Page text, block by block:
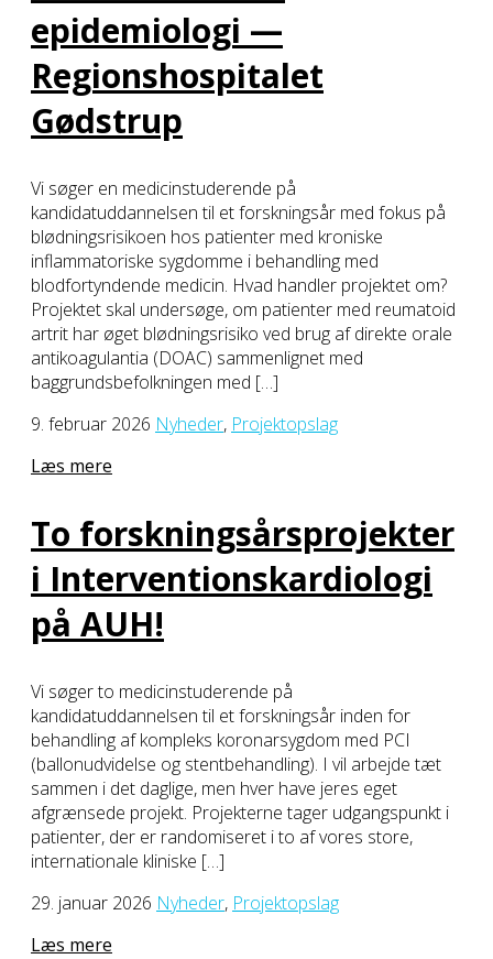
epidemiologi —
Regionshospitalet
Gødstrup
Vi søger en medicinstuderende på
kandidatuddannelsen til et forskningsår med fokus på
blødningsrisikoen hos patienter med kroniske
inflammatoriske sygdomme i behandling med
blodfortyndende medicin. Hvad handler projektet om?
Projektet skal undersøge, om patienter med reumatoid
artrit har øget blødningsrisiko ved brug af direkte orale
antikoagulantia (DOAC) sammenlignet med
baggrundsbefolkningen med […]
9. februar 2026 Nyheder, Projektopslag
Læs mere
To forskningsårsprojekter
i Interventionskardiologi
på AUH!
Vi søger to medicinstuderende på
kandidatuddannelsen til et forskningsår inden for
behandling af kompleks koronarsygdom med PCI
(ballonudvidelse og stentbehandling). I vil arbejde tæt
sammen i det daglige, men hver have jeres eget
afgrænsede projekt. Projekterne tager udgangspunkt i
patienter, der er randomiseret i to af vores store,
internationale kliniske […]
29. januar 2026 Nyheder, Projektopslag
Læs mere